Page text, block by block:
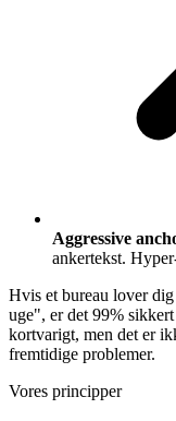
Aggressive
ankertekst.
Hvis et bureau lover
uge", er det 99%
kortvarigt, men det er
fremtidige problemer.
Vores principper